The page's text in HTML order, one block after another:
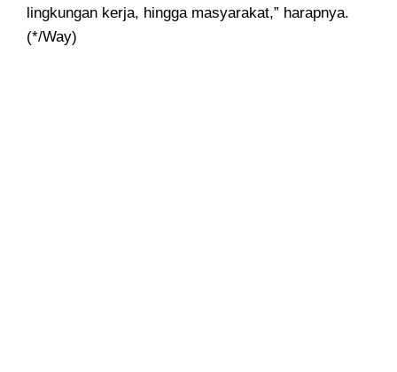
lingkungan kerja, hingga masyarakat,” harapnya.
(*/Way)